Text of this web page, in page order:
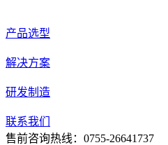
产品选型
解决方案
研发制造
联系我们
售前咨询热线：0755-26641737